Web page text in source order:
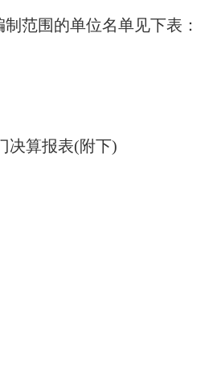
范围的单位名单见下表：
决算报表(附下)